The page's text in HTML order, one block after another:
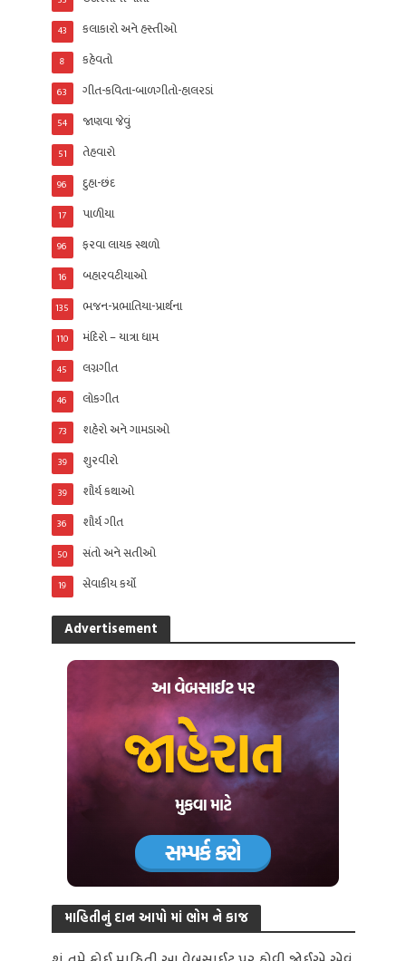
કલાકારો અને હસ્તીઓ
43
કહેવતો
8
ગીત-કવિતા-બાળગીતો-હાલરડાં
63
જાણવા જેવું
54
તેહવારો
51
દુહા-છંદ
96
પાળીયા
17
ફરવા લાયક સ્થળો
96
બહારવટીયાઓ
16
ભજન-પ્રભાતિયા-પ્રાર્થના
135
મંદિરો – યાત્રા ધામ
110
લગ્નગીત
45
લોકગીત
46
શહેરો અને ગામડાઓ
73
શુરવીરો
39
શૌર્ય કથાઓ
39
શૌર્ય ગીત
36
સંતો અને સતીઓ
50
સેવાકીય કર્યો
19
Advertisement
માહિતીનું દાન આપો માં ભોમ ને કાજ